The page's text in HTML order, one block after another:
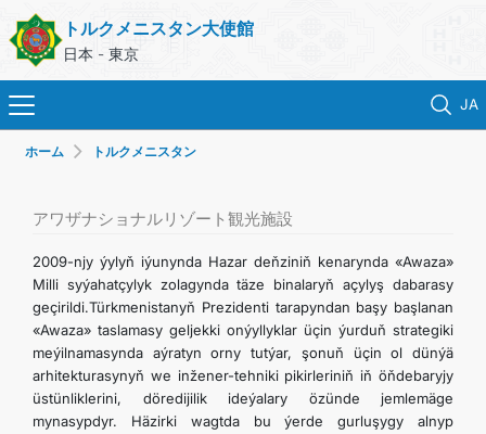
トルクメニスタン大使館
日本 - 東京
JA
ニュース
トルクメニスタン
領事サービス
外務省
ホーム トルクメニスタン
アワザナショナルリゾート観光施設
2009-njy ýylyň iýunynda Hazar deňziniň kenarynda «Awaza»
Milli syýahatçylyk zolagynda täze binalaryň açylyş dabarasy
geçirildi.Türkmenistanyň Prezidenti tarapyndan başy başlanan
«Awaza» taslamasy geljekki onýyllyklar üçin ýurduň strategiki
meýilnamasynda aýratyn orny tutýar, şonuň üçin ol dünýä
arhitekturasynyň we inžener-tehniki pikirleriniň iň öňdebaryjy
üstünliklerini, döredijilik ideýalary özünde jemlemäge
mynasypdyr. Häzirki wagtda bu ýerde gurluşygy alnyp